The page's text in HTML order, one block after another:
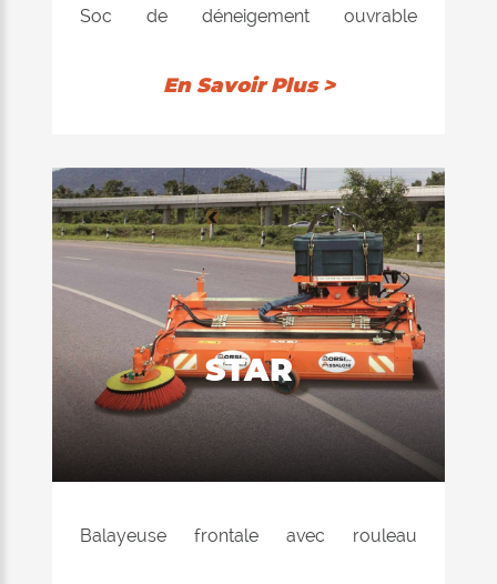
Soc de déneigement ouvrable
en polyéthylène résistantes aux basses
Couteaux racleurs en caoutchouc à
double usure.
En Savoir Plus >
STAR
Balayeuse frontale avec rouleau